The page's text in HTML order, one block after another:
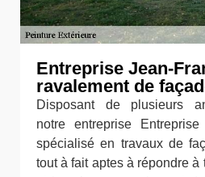
Entreprise Jean-
ravalement de
Disposant de plusieurs
notre entreprise Entreprise
spécialisé en travaux de
tout à fait aptes à répondre